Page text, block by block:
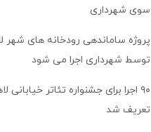
سوی شهرداری
پروژه ساماندهی رودخانه های شهر
توسط شهرداری اجرا می شود
۹۰ اجرا برای جشنواره تئاتر خیابانی
تعریف شد